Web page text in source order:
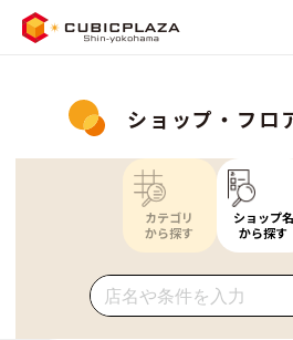
ショップ・フロ
カテゴリ
から探す
ショップ名
から探す